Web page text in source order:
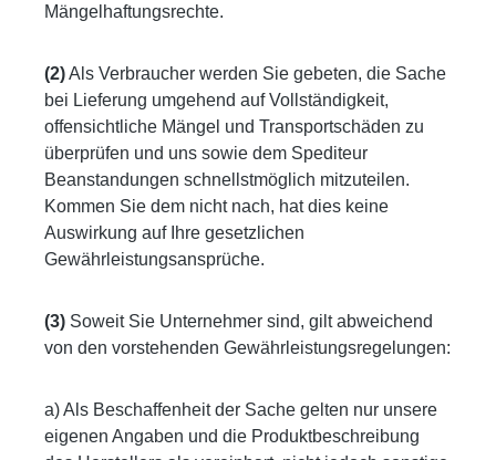
Mängelhaftungsrechte.
(2)Als Verbraucher werden Sie gebeten, die Sache
bei Lieferung umgehend auf Vollständigkeit,
offensichtliche Mängel und Transportschäden zu
überprüfen und uns sowie dem Spediteur
Beanstandungen schnellstmöglich mitzuteilen.
Kommen Sie dem nicht nach, hat dies keine
Auswirkung auf Ihre gesetzlichen
Gewährleistungsansprüche.
(3) Soweit Sie Unternehmer sind, gilt abweichend
von den vorstehenden Gewährleistungsregelungen:
a) Als Beschaffenheit der Sache gelten nur unsere
eigenen Angaben und die Produktbeschreibung